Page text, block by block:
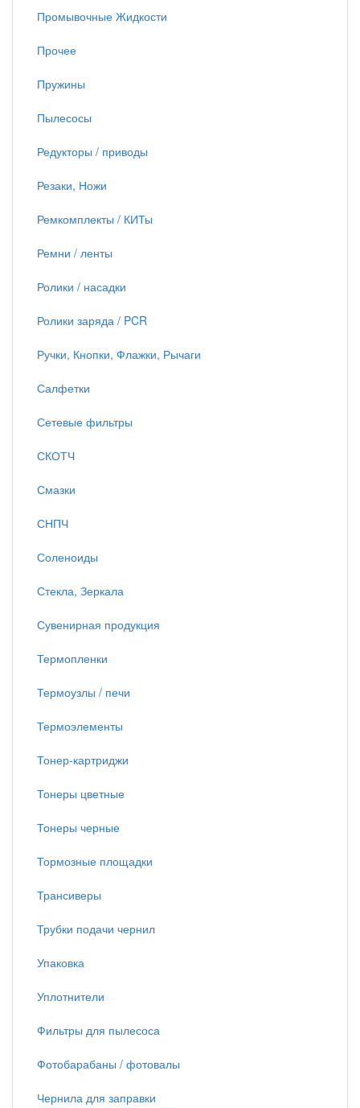
Промывочные Жидкости
Прочее
Пружины
Пылесосы
Редукторы / приводы
Резаки, Ножи
Ремкомплекты / КИТы
Ремни / ленты
Ролики / насадки
Ролики заряда / PCR
Ручки, Кнопки, Флажки, Рычаги
Салфетки
Сетевые фильтры
СКОТЧ
Смазки
СНПЧ
Соленоиды
Стекла, Зеркала
Сувенирная продукция
Термопленки
Термоузлы / печи
Термоэлементы
Тонер-картриджи
Тонеры цветные
Тонеры черные
Тормозные площадки
Трансиверы
Трубки подачи чернил
Упаковка
Уплотнители
Фильтры для пылесоса
Фотобарабаны / фотовалы
Чернила для заправки